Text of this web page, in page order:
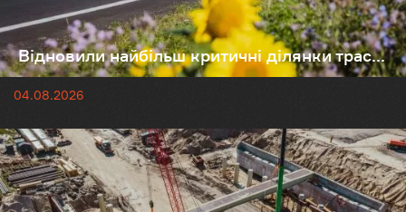
Відновили найбільш критичні ділянки трас...
04.08.2026